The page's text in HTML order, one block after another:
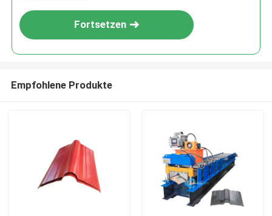
Fortsetzen
Empfohlene Produkte